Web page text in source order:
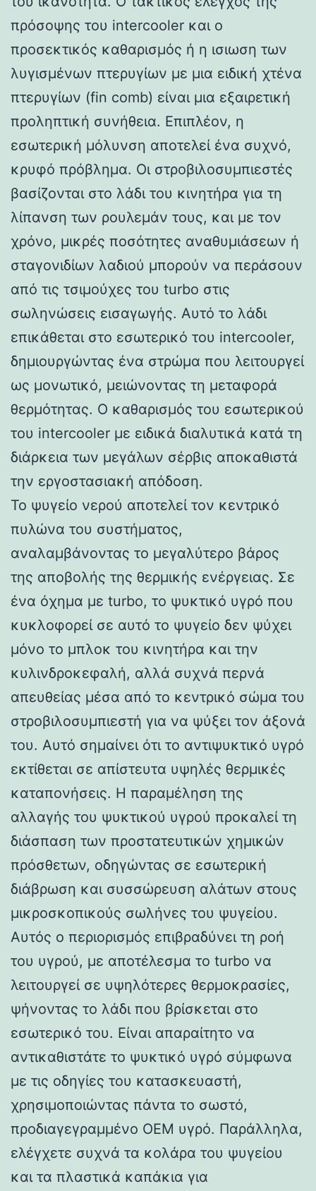
πρόσοψης του intercooler και ο
προσεκτικός καθαρισμός ή η ισιωση των
λυγισμένων πτερυγίων με μια ειδική χτένα
πτερυγίων (fin comb) είναι μια εξαιρετική
προληπτική συνήθεια. Επιπλέον, η
εσωτερική μόλυνση αποτελεί ένα συχνό,
κρυφό πρόβλημα. Οι στροβιλοσυμπιεστές
βασίζονται στο λάδι του κινητήρα για τη
λίπανση των ρουλεμάν τους, και με τον
χρόνο, μικρές ποσότητες αναθυμιάσεων ή
σταγονιδίων λαδιού μπορούν να περάσουν
από τις τσιμούχες του turbo στις
σωληνώσεις εισαγωγής. Αυτό το λάδι
επικάθεται στο εσωτερικό του intercooler,
δημιουργώντας ένα στρώμα που λειτουργεί
ως μονωτικό, μειώνοντας τη μεταφορά
θερμότητας. Ο καθαρισμός του εσωτερικού
του intercooler με ειδικά διαλυτικά κατά τη
διάρκεια των μεγάλων σέρβις αποκαθιστά
την εργοστασιακή απόδοση.
Το ψυγείο νερού αποτελεί τον κεντρικό
πυλώνα του συστήματος,
αναλαμβάνοντας το μεγαλύτερο βάρος
της αποβολής της θερμικής ενέργειας. Σε
ένα όχημα με turbo, το ψυκτικό υγρό που
κυκλοφορεί σε αυτό το ψυγείο δεν ψύχει
μόνο το μπλοκ του κινητήρα και την
κυλινδροκεφαλή, αλλά συχνά περνά
απευθείας μέσα από το κεντρικό σώμα του
στροβιλοσυμπιεστή για να ψύξει τον άξονά
του. Αυτό σημαίνει ότι το αντιψυκτικό υγρό
εκτίθεται σε απίστευτα υψηλές θερμικές
καταπονήσεις. Η παραμέληση της
αλλαγής του ψυκτικού υγρού προκαλεί τη
διάσπαση των προστατευτικών χημικών
πρόσθετων, οδηγώντας σε εσωτερική
διάβρωση και συσσώρευση αλάτων στους
μικροσκοπικούς σωλήνες του ψυγείου.
Αυτός ο περιορισμός επιβραδύνει τη ροή
του υγρού, με αποτέλεσμα το turbo να
λειτουργεί σε υψηλότερες θερμοκρασίες,
ψήνοντας το λάδι που βρίσκεται στο
εσωτερικό του. Είναι απαραίτητο να
αντικαθιστάτε το ψυκτικό υγρό σύμφωνα
με τις οδηγίες του κατασκευαστή,
χρησιμοποιώντας πάντα το σωστό,
προδιαγεγραμμένο OEM υγρό. Παράλληλα,
ελέγχετε συχνά τα κολάρα του ψυγείου
και τα πλαστικά καπάκια για